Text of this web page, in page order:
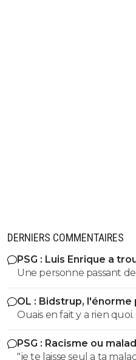
DERNIERS COMMENTAIRES
PSG : Luis Enrique a
Une personne passant
OL : Bidstrup,
parler
Ouais en fait y a rien
PSG : Racisme ou
"je te laisse seul a ta